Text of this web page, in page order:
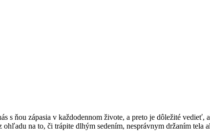
s ňou zápasia v každodennom živote, a preto je dôležité
na to, či trápite dlhým sedením, nesprávnym držaním